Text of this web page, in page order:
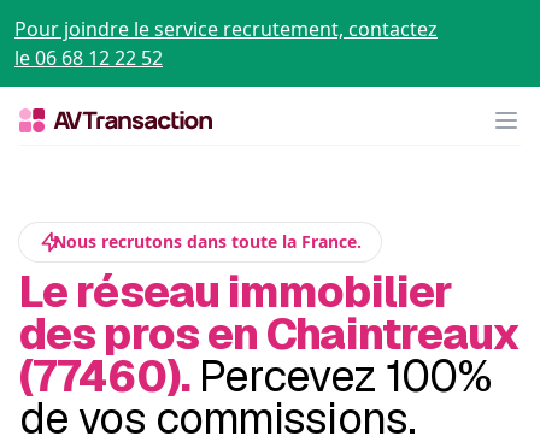
Pour joindre le service recrutement, contactez
le 06 68 12 22 52
Nous recrutons dans toute la France.
Le réseau immobilier
des pros en Chaintreaux
(77460). Percevez 100%
de vos commissions.